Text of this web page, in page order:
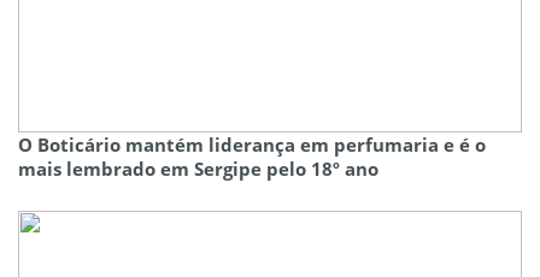
O Boticário mantém liderança em perfumaria e é o
mais lembrado em Sergipe pelo 18º ano